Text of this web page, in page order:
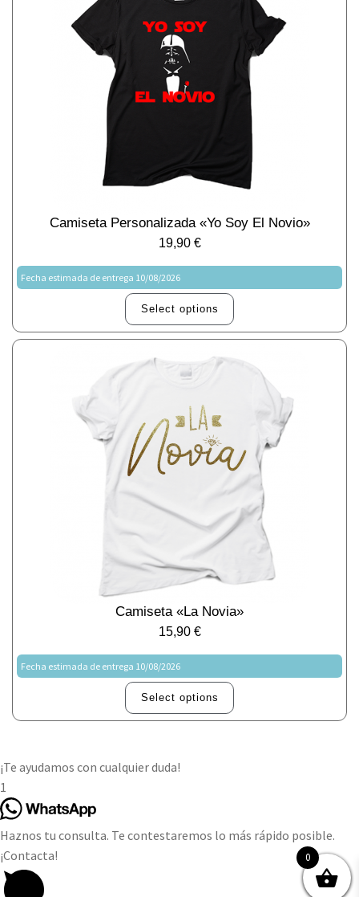
Camiseta Personalizada «Yo Soy El Novio»
19,90 €
Fecha estimada de entrega 10/08/2026
Select options
Camiseta «La Novia»
15,90 €
Fecha estimada de entrega 10/08/2026
Select options
0
¡Te ayudamos con cualquier duda!
1
Haznos tu consulta. Te contestaremos lo más rápido posible.
¡Contacta!